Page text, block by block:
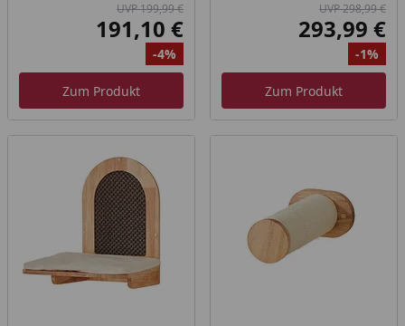
Ursprünglicher Preis
UVP 199,99 €
Aktueller Preis
191,10 €
Rabatt
-4%
Zum Produkt
UVP 298,99 €
293,99 €
-1%
Zum Produkt